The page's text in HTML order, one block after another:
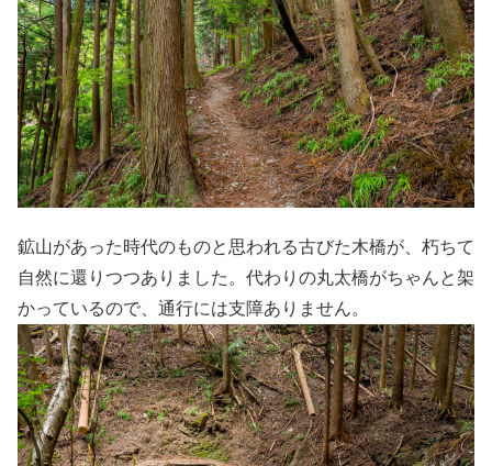
鉱山があった時代のものと思われる古びた木橋が、朽ちて
自然に還りつつありました。代わりの丸太橋がちゃんと架
かっているので、通行には支障ありません。